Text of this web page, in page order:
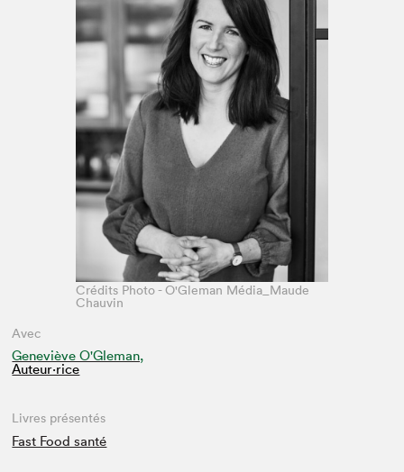
Avec
Geneviève O'Gleman,
Auteur·rice
Crédits Photo - O'Gleman Média_Maude
Chauvin
Livres présentés
Fast Food santé